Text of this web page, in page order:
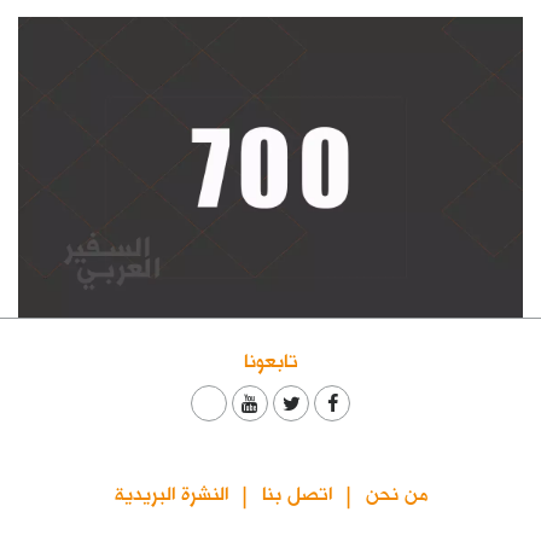
الأرشيف
تابعونا
من نحن اتصل بنا النشرة البريدية